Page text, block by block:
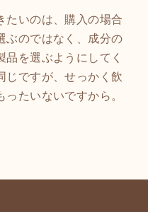
いのは、購入の場合
ぶのではなく、成分の
を選ぶようにしてく
じですが、せっかく飲
たいないですから。